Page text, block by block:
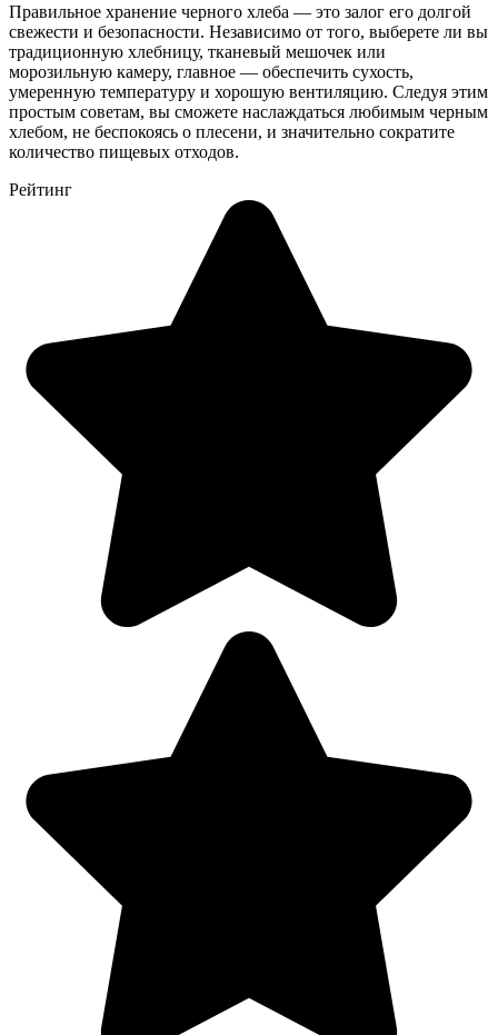
Правильное хранение черного хлеба — это залог его долгой
свежести и безопасности. Независимо от того, выберете ли вы
традиционную хлебницу, тканевый мешочек или
морозильную камеру, главное — обеспечить сухость,
умеренную температуру и хорошую вентиляцию. Следуя этим
простым советам, вы сможете наслаждаться любимым черным
хлебом, не беспокоясь о плесени, и значительно сократите
количество пищевых отходов.
Рейтинг